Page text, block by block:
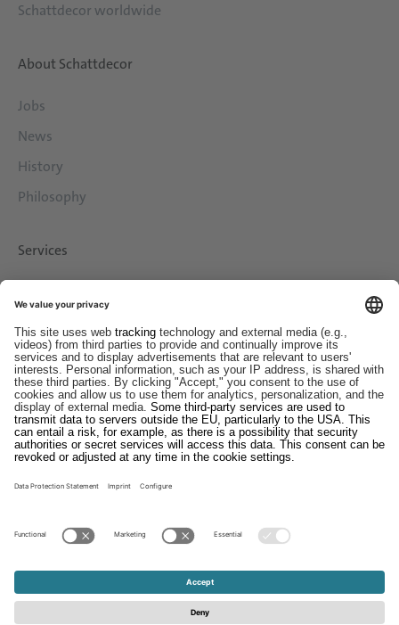
Schattdecor worldwide
About Schattdecor
Jobs
News
History
Philosophy
Services
EDI
Whistleblower System
Terms and Conditions